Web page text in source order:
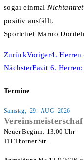
sogar einmal
positiv ausfällt.
Sportchef Marno
ZurückVoriger4. Herren
NächsterFazit 6.
Termine
Samstag, 29. AUG 2026
Neuer Beginn: 13.00 Uhr
TH Thorner Str.